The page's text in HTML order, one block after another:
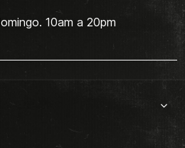
10am a 20pm